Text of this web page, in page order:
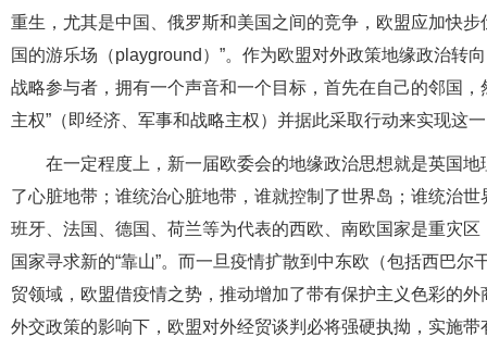
重生，尤其是中国、俄罗斯和美国之间的竞争，欧盟应加快
国的游乐场（playground）”。作为欧盟对外政策地缘政治转
战略参与者，拥有一个声音和一个目标，首先在自己的邻国
主权”（即经济、军事和战略主权）并据此采取行动来实现这
在一定程度上，新一届欧委会的地缘政治思想就是英国
了心脏地带；谁统治心脏地带，谁就控制了世界岛；谁统治
班牙、法国、德国、荷兰等为代表的西欧、南欧国家是重灾
国家寻求新的“靠山”。而一旦疫情扩散到中东欧（包括西巴
贸领域，欧盟借疫情之势，推动增加了带有保护主义色彩的
外交政策的影响下，欧盟对外经贸谈判必将强硬执拗，实施